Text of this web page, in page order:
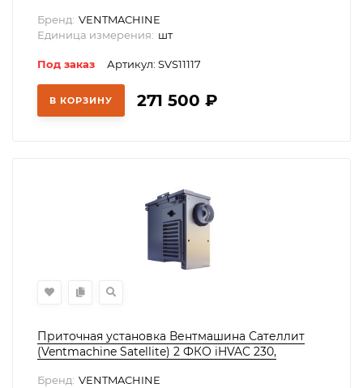
Бренд: VENTMACHINE
Единица измерения: шт
Под заказ Артикул: SVS11117
В КОРЗИНУ 271 500 ₽
Приточная установка Вентмашина Сателлит
(Ventmachine Satellite) 2 ФКО iHVAC 230,
Бренд: VENTMACHINE